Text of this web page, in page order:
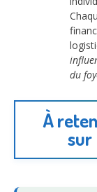
du
À
sur